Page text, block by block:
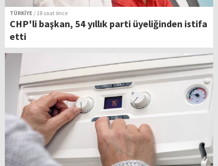
TÜRKİYE / 18 saat önce
CHP'li başkan, 54 yıllık parti üyeliğinden istifa
etti